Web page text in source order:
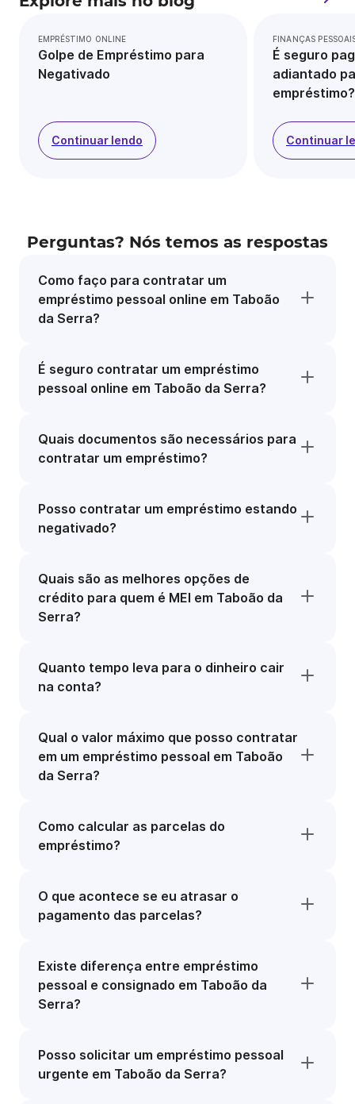
EMPRÉSTIMO ONLINE
Golpe de Empréstimo para
Negativado
Continuar lendo
FINANÇAS
É seguro
adiantado
empréstimo?
Continuar
Perguntas? Nós temos as respostas
Como faço para contratar um
empréstimo pessoal online em Taboão
da Serra?
É seguro contratar um empréstimo
pessoal online em Taboão da Serra?
Quais documentos são necessários para
contratar um empréstimo?
Posso contratar um empréstimo estando
negativado?
Quais são as melhores opções de
crédito para quem é MEI em Taboão da
Serra?
Quanto tempo leva para o dinheiro cair
na conta?
Qual o valor máximo que posso contratar
em um empréstimo pessoal em Taboão
da Serra?
Como calcular as parcelas do
empréstimo?
O que acontece se eu atrasar o
pagamento das parcelas?
Existe diferença entre empréstimo
pessoal e consignado em Taboão da
Serra?
Posso solicitar um empréstimo pessoal
urgente em Taboão da Serra?